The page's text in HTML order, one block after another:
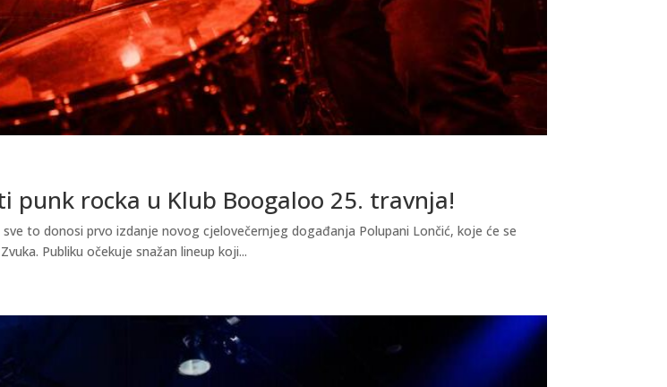
punk rocka u Klub Boogaloo 25. travnja!
to donosi prvo izdanje novog cjelovečernjeg događanja Polupani Lončić, koje će se
Publiku očekuje snažan lineup koji...